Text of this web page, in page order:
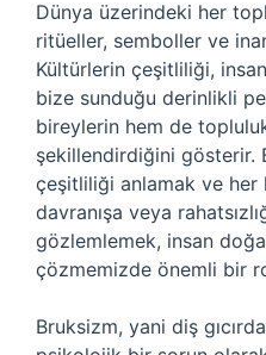
Dünya üzerindeki her
ritüeller, semboller ve
Kültürlerin çeşitliliği, insan
bize sunduğu derinlikli
bireylerin hem de
şekillendirdiğini gösterir.
çeşitliliği anlamak ve
davranışa veya
gözlemlemek, insan
çözmemizde önemli bir
Bruksizm, yani diş